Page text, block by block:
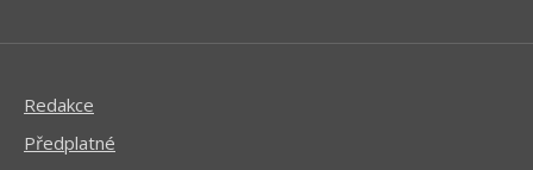
Redakce
Předplatné